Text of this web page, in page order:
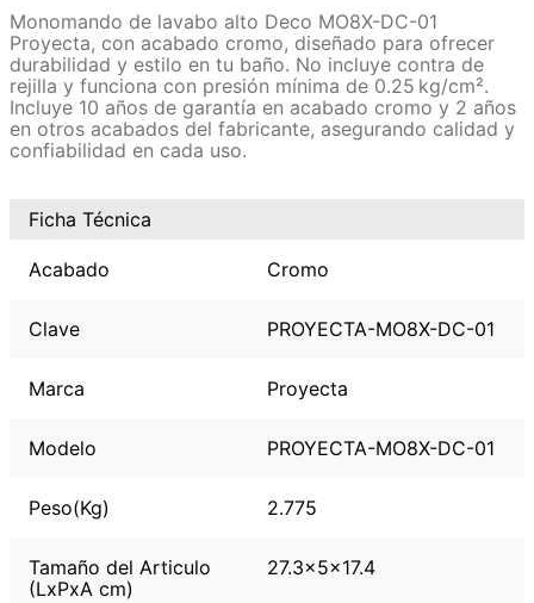
Monomando de lavabo alto Deco MO8X-DC-01
Proyecta, con acabado cromo, diseñado para ofrecer
durabilidad y estilo en tu baño. No incluye contra de
rejilla y funciona con presión mínima de 0.25 kg/cm².
Incluye 10 años de garantía en acabado cromo y 2 años
en otros acabados del fabricante, asegurando calidad y
confiabilidad en cada uso.
Ficha Técnica
Acabado Cromo
Clave PROYECTA-MO8X-DC-01
Marca Proyecta
Modelo PROYECTA-MO8X-DC-01
Peso(Kg) 2.775
Tamaño del Articulo
(LxPxA cm)
27.3x5x17.4